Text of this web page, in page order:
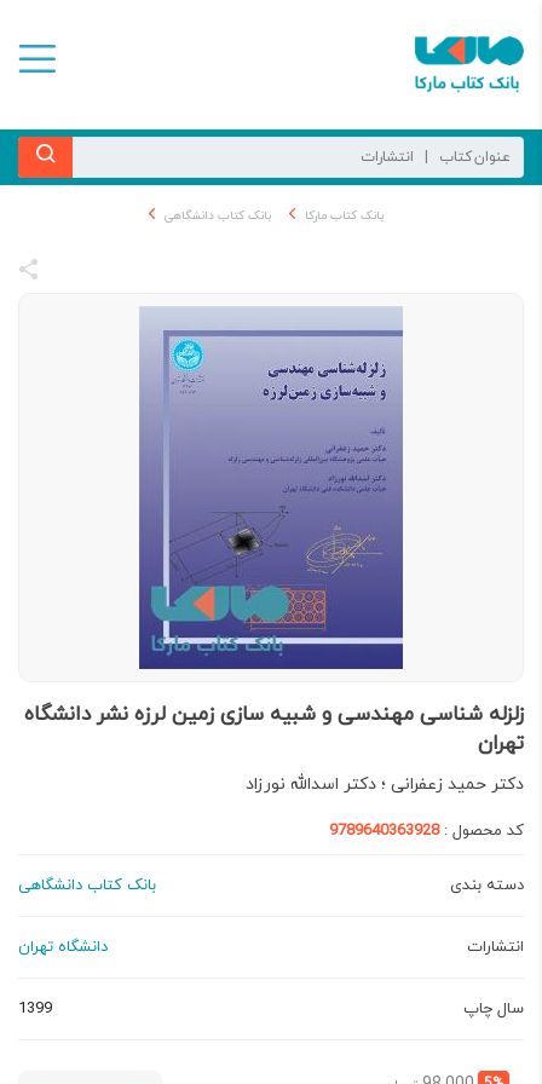
بانک کتاب مارکا بانک کتاب دانشگاهی
زلزله شناسی مهندسی و شبیه سازی زمین لرزه نشر دانشگاه
تهران
دکتر حمید زعفرانی ؛ دکتر اسدالله نورزاد
کد محصول :9789640363928
دسته بندی بانک کتاب دانشگاهی
انتشارات دانشگاه تهران
سال چاپ 1399